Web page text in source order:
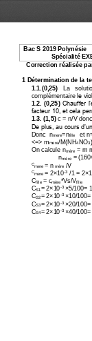
Bac S 2019 Polynésie
Spécialité
Correction réalisée
1 Détermination de la
1.1 .(0,25) La
complémentaire le
1.2 (0,25) Chauffer
facteur 10, et cela
1.3 . (1,5) c = n/V
De plus, au cours
Donc  nmere=nfille et
<=> mmere/M(NH4NO3
On calcule nmère = m
nmère = (160
C
mere = n mère /V
C
mere = 2×10-3 /1 = 2×
Cfille = cmère*Vs/Vfille
CS1 = 2×10-3 ×5/100= 1
CS2= 2×10-3 ×10/100=
CS3= 2×10-3 ×20/100=
CS4= 2×10-3 ×40/100=